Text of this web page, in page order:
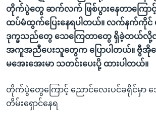
ရန်
နေရာ
သို့
ကျော်
ရန်
တိုက်ပွဲတွေ ဆက်လက် ဖြစ်ပွားနေတာကြော
ထပ်မံထွက်ပြေးနေရပါတယ်။ လက်နက်ကိုင်
ဒုက္ခသည်တွေ သေကြေတာတွေ ရှိခဲ့တယ်လို့
အကူအညီပေးသူတွေက ပြောပါတယ်။ ဗွီအို
မအေးအေးမာ သတင်းပေးပို့ ထားပါတယ်။
တိုက်ပွဲတွေကြောင့် ညောင်လေးပင်ခရိုင်မှာ
တိမ်းရှောင်နေရ